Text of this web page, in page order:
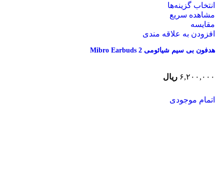
انتخاب گزینه‌ها
مشاهده سریع
مقایسه
افزودن به علاقه مندی
هدفون بی‌ سیم شیائومی Mibro Earbuds 2
۶,۲۰۰,۰۰۰ ریال
اتمام موجودی